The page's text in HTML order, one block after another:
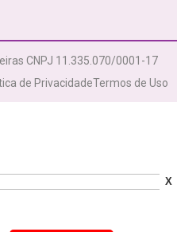
CNPJ 11.335.070/0001-17
de PrivacidadeTermos de Uso
X